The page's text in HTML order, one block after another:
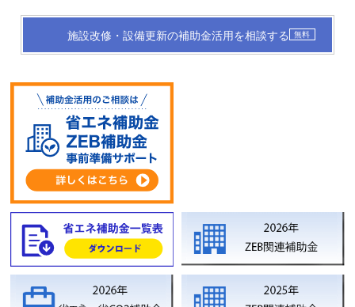
施設改修・設備更新の補助金活用を相談する 無料